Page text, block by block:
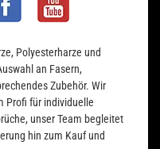
Polyesterharze und
an Fasern,
Zubehör. Wir
Profi für individuelle
unser Team begleitet
hin zum Kauf und